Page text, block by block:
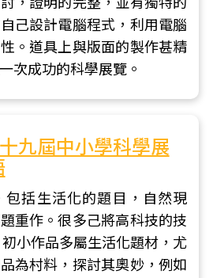
己設計電腦程式，利用電腦
。道具上與版面的製作甚精
次成功的科學展覽。
九屆中小學科學展
包括生活化的題目，自然現
重作。很多己將高科技的技
小作品多屬生活化題材，尤
為村料，探討其奧妙，例如